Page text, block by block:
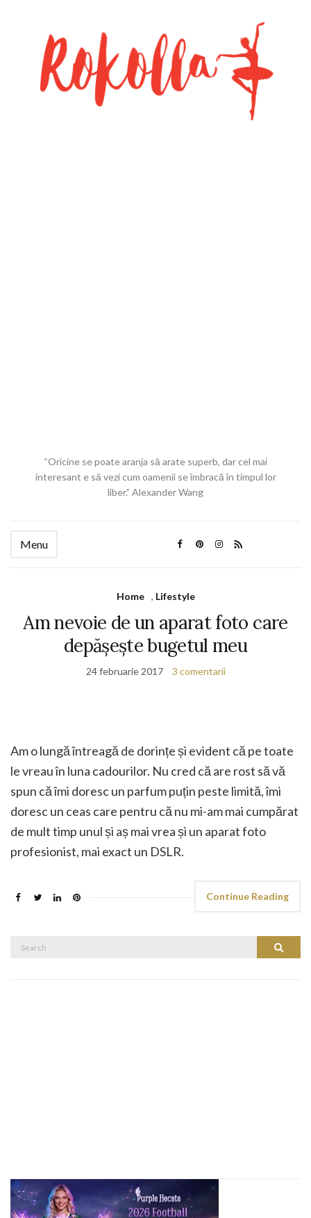
“Oricine se poate aranja să arate superb, dar cel mai
interesant e să vezi cum oamenii se îmbracă în timpul lor
liber.” Alexander Wang
Menu
Home , Lifestyle
Am nevoie de un aparat foto care
depășește bugetul meu
24 februarie 2017 3 comentarii
Am o lungă întreagă de dorințe și evident că pe toate
le vreau în luna cadourilor. Nu cred că are rost să vă
spun că îmi doresc un parfum puțin peste limită, îmi
doresc un ceas care pentru că nu mi-am mai cumpărat
de mult timp unul și aș mai vrea și un aparat foto
profesionist, mai exact un DSLR.
Continue Reading
Search